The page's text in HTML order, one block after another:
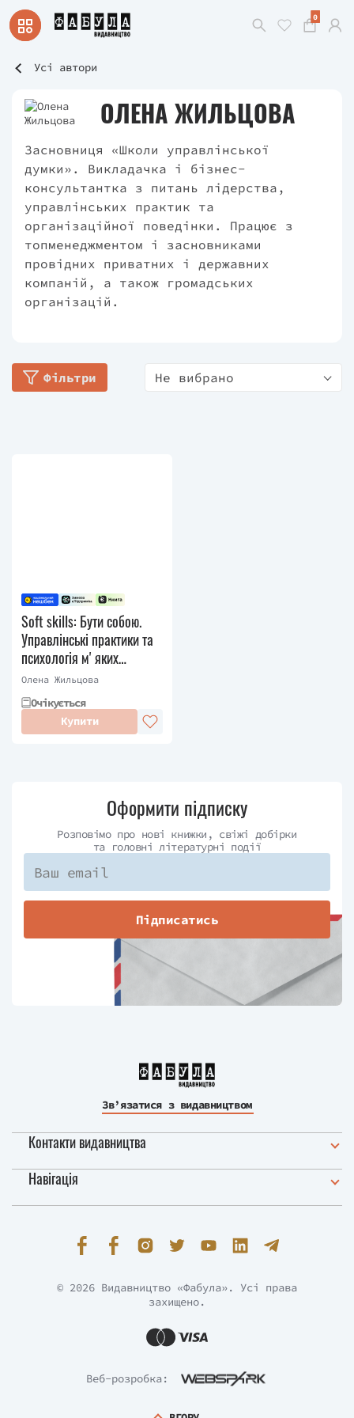
0
Усі автори
ОЛЕНА ЖИЛЬЦОВА
Засновниця «Школи управлінської
думки». Викладачка і бізнес-
консультантка з питань лідерства,
управлінських практик та
організаційної поведінки. Працює з
топменеджментом і засновниками
провідних приватних і державних
компаній, а також громадських
організацій.
Фільтри Не вибрано
Soft skills: Бути собою.
Управлінські практики та
психологія мʼяких
навичок
Олена Жильцова
Очікується
Купити
Оформити підписку
Розповімо про нові книжки, свіжі добірки
та головні літературні події
Підписатись
Зв’язатися з видавництвом
Контакти видавництва
Навігація
Веб-розробка:
© 2026 Видавництво «Фабула». Усі права
захищено.